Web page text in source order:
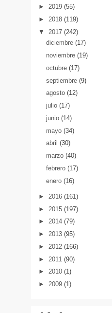
► 2019 (55)
► 2018 (119)
▼ 2017 (242)
diciembre (17)
noviembre (19)
octubre (17)
septiembre (9)
agosto (12)
julio (17)
junio (14)
mayo (34)
abril (30)
marzo (40)
febrero (17)
enero (16)
► 2016 (161)
► 2015 (197)
► 2014 (79)
► 2013 (95)
► 2012 (166)
► 2011 (90)
► 2010 (1)
► 2009 (1)